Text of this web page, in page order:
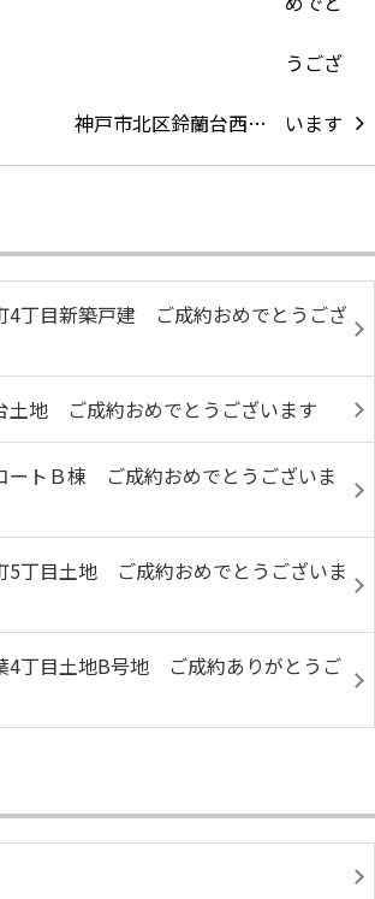
神戸市北区鈴蘭台西…
4丁目新築戸建 ご成約おめでとうござ
土地 ご成約おめでとうございます
ートＢ棟 ご成約おめでとうございま
5丁目土地 ご成約おめでとうございま
4丁目土地B号地 ご成約ありがとうご